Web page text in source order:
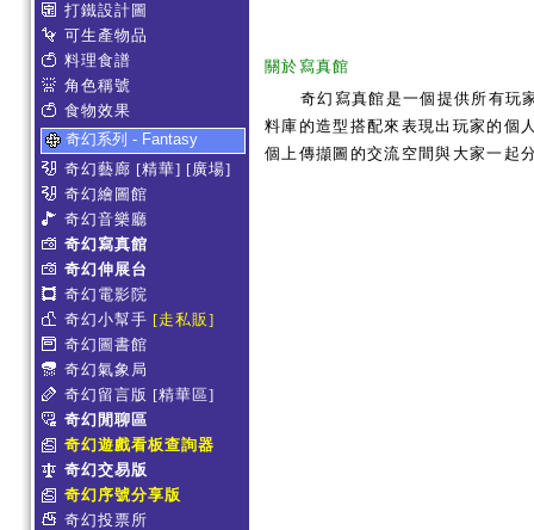
打鐵設計圖
可生產物品
料理食譜
角色稱號
食物效果
奇幻系列 - Fantasy
奇幻藝廊 [精華] [廣場]
奇幻繪圖館
奇幻音樂廳
奇幻寫真館
奇幻伸展台
奇幻電影院
奇幻小幫手 [走私販]
奇幻圖書館
奇幻氣象局
奇幻留言版 [精華區]
奇幻閒聊區
奇幻遊戲看板查詢器
奇幻交易版
奇幻序號分享版
奇幻投票所
關於寫真館
奇幻寫真館是一個提供所有玩
料庫的造型搭配來表現出玩家的個
個上傳擷圖的交流空間與大家一起